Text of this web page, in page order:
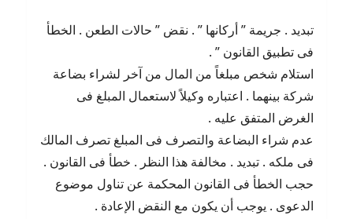
تبديد . جريمة ” أركانها ” . نقض ” حالات الطعن . الخطأ
فى تطبيق القانون ” .
استلام شخص مبلغاً من المال من آخر لشراء بضاعة
شركة بينهما . اعتباره وكيلاً لاستعمال المبلغ فى
الغرض المتفق عليه .
عدم شراء البضاعة والتصرف فى المبلغ تصرف المالك
فى ملكه . تبديد . مخالفة هذا النظر . خطأ فى القانون .
حجب الخطأ فى القانون المحكمة عن تناول موضوع
الدعوى . يوجب أن يكون مع النقض الإعادة .